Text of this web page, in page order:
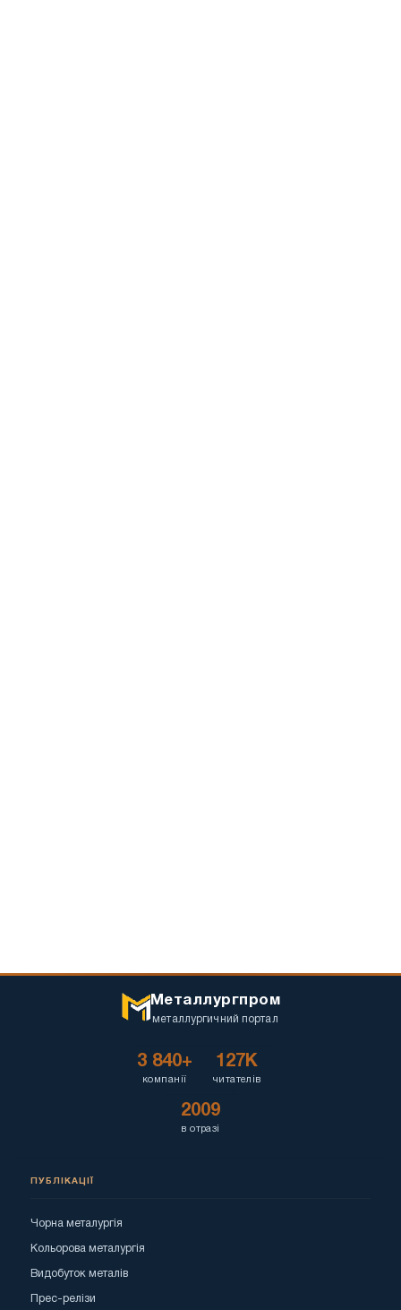
Металлургпром
металлургичний портал
3 840+
компанії
127K
читателів
2009
в отразі
ПУБЛІКАЦІЇ
Чорна металургія
Кольорова металургія
Видобуток металів
Прес-релізи